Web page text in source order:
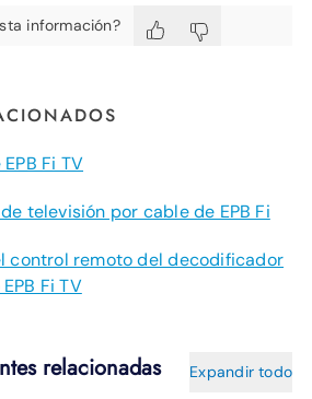
información?
Fi TV
televisión por cable de EPB Fi
control remoto del decodificador
Fi TV
relacionadas Expandir todo